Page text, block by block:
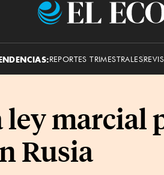
REPORTES TRIMESTRALES
marcial
Rusia